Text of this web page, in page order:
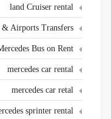
land Cruiser rental
Airports Transfers
Bus on Rent
mercedes car rental
mercedes car retal
sprinter rental